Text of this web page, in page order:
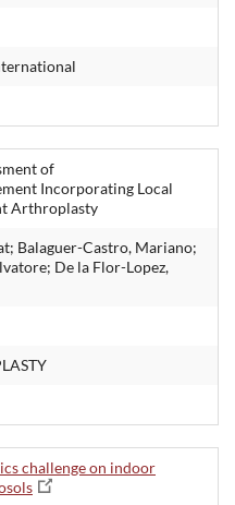
of
Incorporating Local
Arthroplasty
Balaguer-Castro, Mariano;
De la Flor-Lopez,
challenge on indoor